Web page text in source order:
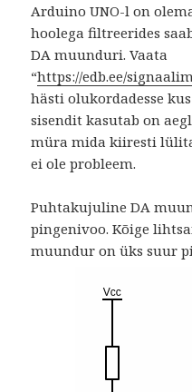
Arduino UNO-l on
hoolega filtreerides
DA muunduri. Vaata
“https://edb.ee/
hästi olukordadesse
sisendit kasutab on
müra mida kiiresti
ei ole probleem.
Puhtakujuline DA
pingenivoo. Kõige
muundur on üks suur